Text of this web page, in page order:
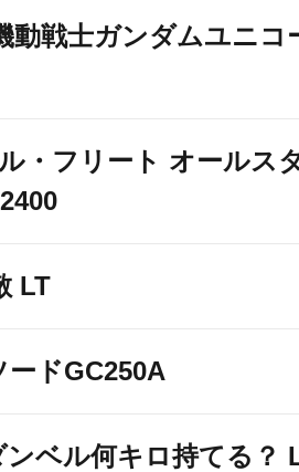
動戦士ガンダムユニコ
・フリート オールス
LT
ドGC250A
ンベル何キロ持てる？